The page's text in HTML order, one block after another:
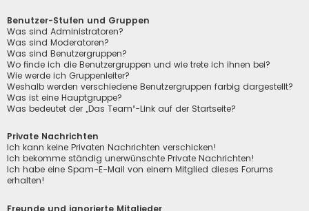
Benutzer-Stufen und Gruppen
Was sind Administratoren?
Was sind Moderatoren?
Was sind Benutzergruppen?
Wo finde ich die Benutzergruppen und wie trete ich ihnen bei?
Wie werde ich Gruppenleiter?
Weshalb werden verschiedene Benutzergruppen farbig dargestellt?
Was ist eine Hauptgruppe?
Was bedeutet der „Das Team“-Link auf der Startseite?
Private Nachrichten
Ich kann keine Privaten Nachrichten verschicken!
Ich bekomme ständig unerwünschte Private Nachrichten!
Ich habe eine Spam-E-Mail von einem Mitglied dieses Forums
erhalten!
Freunde und ignorierte Mitglieder